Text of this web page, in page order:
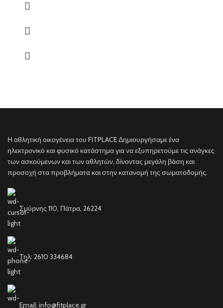
μερικές φορές φτάνοντας τα 2,5 g / kg βάρους / ημέρα. Οι τακτικοί
1,2 g. Οι δρομείς μεγάλης απόστασης 1,5 g και αθλητές που
πρωτεΐνες μία ή δύο φορές την ημέρα. Αυτός είναι ο λόγος για τον οποίο
Η αθλητική οικογένεια του FITPLACE Δημιουργήσαμε ένα
ηλεκτρονικό και φυσικό κατάστημα για να εξυπηρετούμε τις ανάγκες
των ασκούμενων και των αθλητών, δίνοντας μεγάλη βάση και
προσοχή στα προβλήματα και στην κατανομή της σωματοδομής.
Σμύρνης 110, Πάτρα, 26224
Τηλ: 2610 334684
Email: info@fitplace.gr